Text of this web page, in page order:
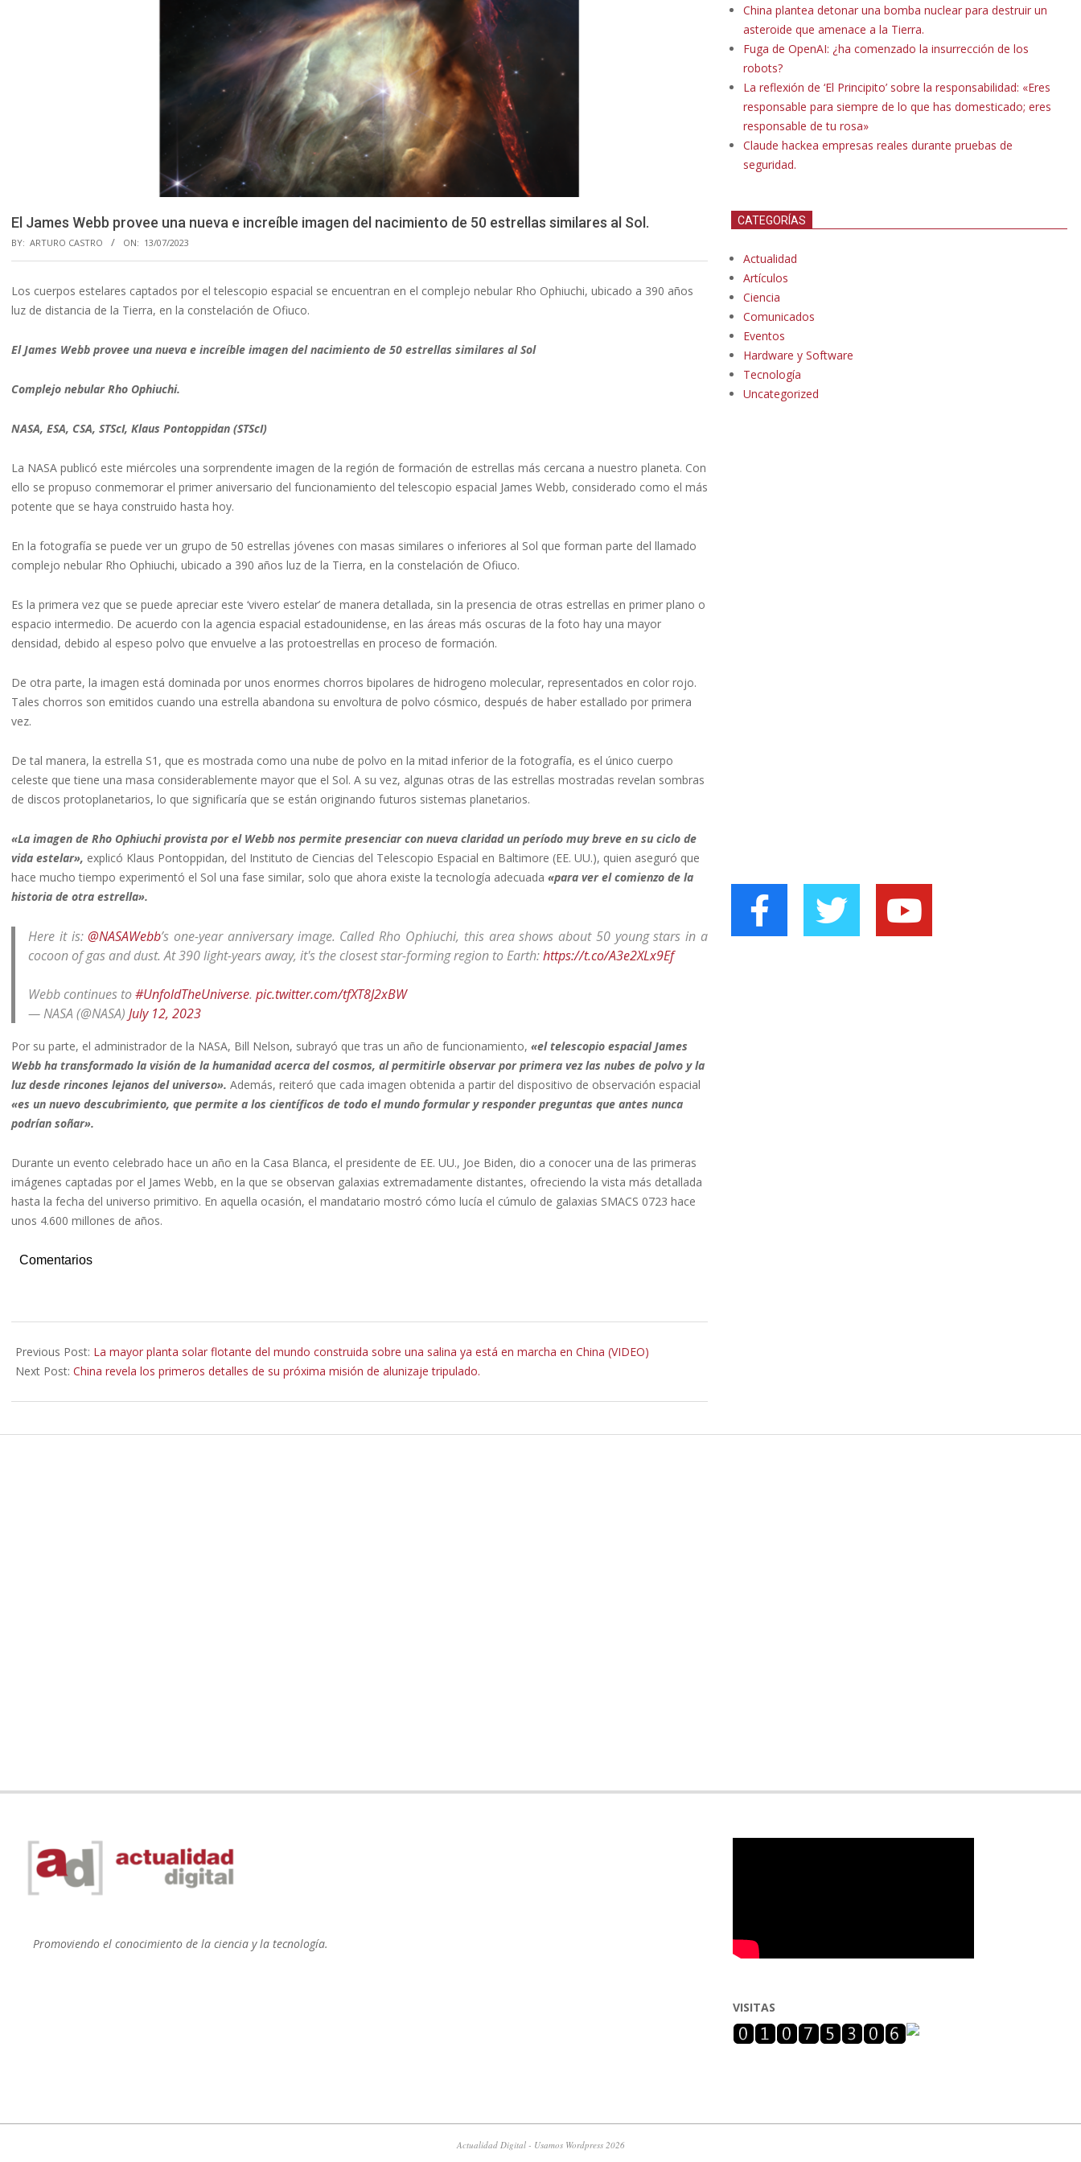
El James Webb provee una nueva e increíble imagen del nacimiento de 50 estrellas similares al Sol.
BY: ARTURO CASTRO ON: 13/07/2023
Los cuerpos estelares captados por el telescopio espacial se encuentran en el complejo nebular Rho Ophiuchi, ubicado a 390 años
luz de distancia de la Tierra, en la constelación de Ofiuco.
El James Webb provee una nueva e increíble imagen del nacimiento de 50 estrellas similares al Sol
Complejo nebular Rho Ophiuchi.
NASA, ESA, CSA, STScI, Klaus Pontoppidan (STScI)
La NASA publicó este miércoles una sorprendente imagen de la región de formación de estrellas más cercana a nuestro planeta. Con
ello se propuso conmemorar el primer aniversario del funcionamiento del telescopio espacial James Webb, considerado como el más
potente que se haya construido hasta hoy.
En la fotografía se puede ver un grupo de 50 estrellas jóvenes con masas similares o inferiores al Sol que forman parte del llamado
complejo nebular Rho Ophiuchi, ubicado a 390 años luz de la Tierra, en la constelación de Ofiuco.
Es la primera vez que se puede apreciar este ‘vivero estelar’ de manera detallada, sin la presencia de otras estrellas en primer plano o
espacio intermedio. De acuerdo con la agencia espacial estadounidense, en las áreas más oscuras de la foto hay una mayor
densidad, debido al espeso polvo que envuelve a las protoestrellas en proceso de formación.
De otra parte, la imagen está dominada por unos enormes chorros bipolares de hidrogeno molecular, representados en color rojo.
Tales chorros son emitidos cuando una estrella abandona su envoltura de polvo cósmico, después de haber estallado por primera
vez.
De tal manera, la estrella S1, que es mostrada como una nube de polvo en la mitad inferior de la fotografía, es el único cuerpo
celeste que tiene una masa considerablemente mayor que el Sol. A su vez, algunas otras de las estrellas mostradas revelan sombras
de discos protoplanetarios, lo que significaría que se están originando futuros sistemas planetarios.
«La imagen de Rho Ophiuchi provista por el Webb nos permite presenciar con nueva claridad un período muy breve en su ciclo de
vida estelar», explicó Klaus Pontoppidan, del Instituto de Ciencias del Telescopio Espacial en Baltimore (EE. UU.), quien aseguró que
hace mucho tiempo experimentó el Sol una fase similar, solo que ahora existe la tecnología adecuada «para ver el comienzo de la
historia de otra estrella».
Here it is:@NASAWebb’s one-year anniversary image. Called Rho Ophiuchi, this area shows about 50 young stars in a
cocoon of gas and dust. At 390 light-years away, it's the closest star-forming region to Earth:https://t.co/A3e2XLx9Ef
Webb continues to#UnfoldTheUniverse. pic.twitter.com/tfXT8J2xBW
— NASA (@NASA) July 12, 2023
Por su parte, el administrador de la NASA, Bill Nelson, subrayó que tras un año de funcionamiento, «el telescopio espacial James
Webb ha transformado la visión de la humanidad acerca del cosmos, al permitirle observar por primera vez las nubes de polvo y la
luz desde rincones lejanos del universo». Además, reiteró que cada imagen obtenida a partir del dispositivo de observación espacial
«es un nuevo descubrimiento, que permite a los científicos de todo el mundo formular y responder preguntas que antes nunca
podrían soñar».
Durante un evento celebrado hace un año en la Casa Blanca, el presidente de EE. UU., Joe Biden, dio a conocer una de las primeras
imágenes captadas por el James Webb, en la que se observan galaxias extremadamente distantes, ofreciendo la vista más detallada
hasta la fecha del universo primitivo. En aquella ocasión, el mandatario mostró cómo lucía el cúmulo de galaxias SMACS 0723 hace
unos 4.600 millones de años.
Comentarios
07-
13
Previous Post: La mayor planta solar flotante del mundo construida sobre una salina ya está en marcha en China (VIDEO)
Next Post: China revela los primeros detalles de su próxima misión de alunizaje tripulado.
China plantea detonar una bomba nuclear para destruir un
asteroide que amenace a la Tierra.
Fuga de OpenAI: ¿ha comenzado la insurrección de los
robots?
La reflexión de ‘El Principito’ sobre la responsabilidad: «Eres
responsable para siempre de lo que has domesticado; eres
responsable de tu rosa»
Claude hackea empresas reales durante pruebas de
seguridad.
CATEGORÍAS
Actualidad
Artículos
Ciencia
Comunicados
Eventos
Hardware y Software
Tecnología
Uncategorized
Promoviendo el conocimiento de la ciencia y la tecnología.
VISITAS
Actualidad Digital - Usamos Wordpress 2026